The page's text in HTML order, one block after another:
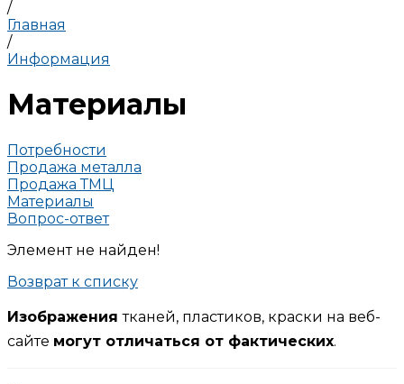
/
Главная
/
Информация
Материалы
Потребности
Продажа металла
Продажа ТМЦ
Материалы
Вопрос-ответ
Элемент не найден!
Возврат к списку
Изображениятканей, пластиков, краски на веб-
сайте могут отличаться от фактических.